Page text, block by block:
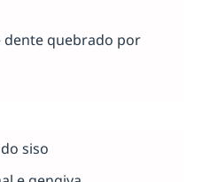
dente quebrado por
siso